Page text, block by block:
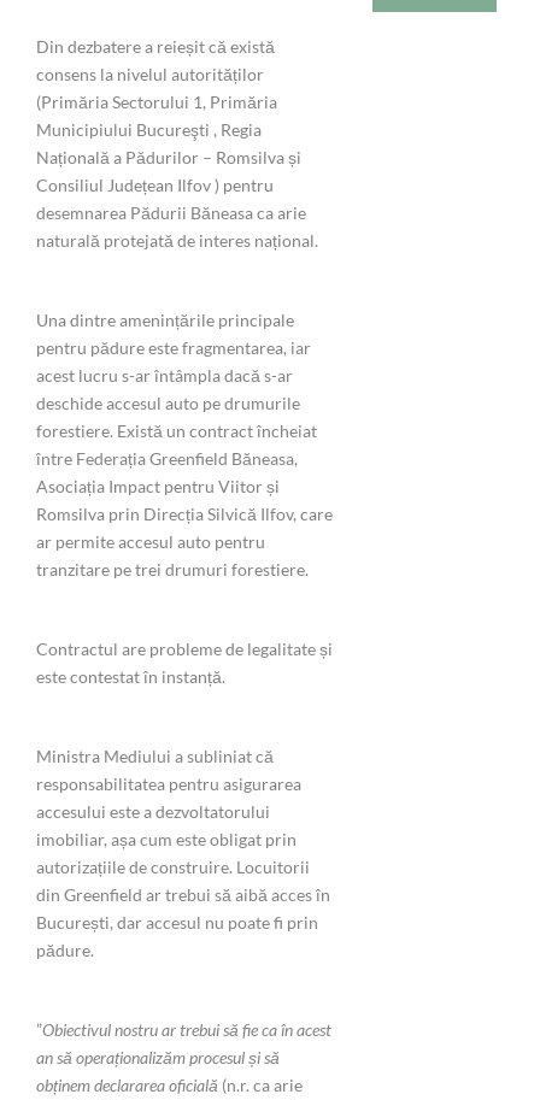
Din dezbatere a reieșit că există
consens la nivelul autorităților
(Primăria Sectorului 1, Primăria
Municipiului Bucureşti , Regia
Națională a Pădurilor – Romsilva și
Consiliul Județean Ilfov ) pentru
desemnarea Pădurii Băneasa ca arie
naturală protejată de interes național.
Una dintre amenințările principale
pentru pădure este fragmentarea, iar
acest lucru s-ar întâmpla dacă s-ar
deschide accesul auto pe drumurile
forestiere. Există un contract încheiat
între Federația Greenfield Băneasa,
Asociația Impact pentru Viitor și
Romsilva prin Direcția Silvică Ilfov, care
ar permite accesul auto pentru
tranzitare pe trei drumuri forestiere.
Contractul are probleme de legalitate și
este contestat în instanță.
Ministra Mediului a subliniat că
responsabilitatea pentru asigurarea
accesului este a dezvoltatorului
imobiliar, așa cum este obligat prin
autorizațiile de construire. Locuitorii
din Greenfield ar trebui să aibă acces în
București, dar accesul nu poate fi prin
pădure.
”Obiectivul nostru ar trebui să fie ca în acest
an să operaționalizăm procesul și să
obținem declararea oficială (n.r. ca arie